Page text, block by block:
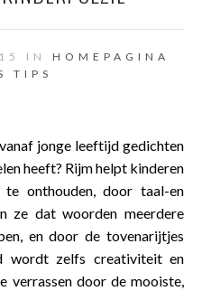
IN HOMEPAGINA
TIPS
jonge leeftijd gedichten
heeft? Rijm helpt kinderen
onthouden, door taal-en
ze dat woorden meerdere
en door de tovenarijtjes
wordt zelfs creativiteit en
verrassen door de mooiste,